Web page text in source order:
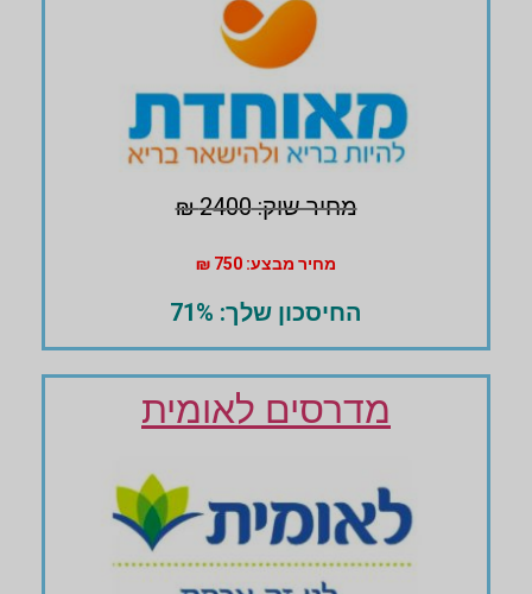
מחיר שוק: 2400 ₪
מחיר מבצע: 750 ₪
החיסכון שלך: 71%
מדרסים לאומית